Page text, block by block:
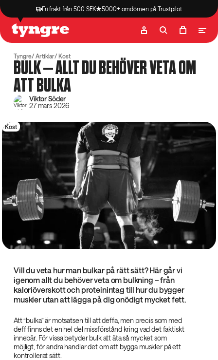
Fri frakt från 500 SEK 5000+ omdömen på Trustpilot
Butik Recept
Tyngre Artiklar Kost
BULK – ALLT DU BEHÖVER VETA OM
ATT BULKA
Viktor Söder
27 mars 2026
Kost
Vill du veta hur man bulkar på rätt sätt? Här går vi
igenom allt du behöver veta om bulkning – från
kaloriöverskott och proteinintag till hur du bygger
muskler utan att lägga på dig onödigt mycket fett.
Att “bulka” är motsatsen till att deffa, men precis som med
deff finns det en hel del missförstånd kring vad det faktiskt
innebär. För vissa betyder bulk att äta så mycket som
möjligt, för andra handlar det om att bygga muskler på ett
kontrollerat sätt.